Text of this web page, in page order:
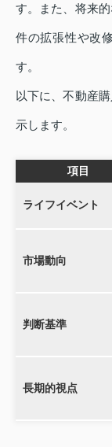
す。また、将来
件の拡張性や改
す。
以下に、不動産
示します。
項目
ライフイベント
市場動向
判断基準
長期的視点